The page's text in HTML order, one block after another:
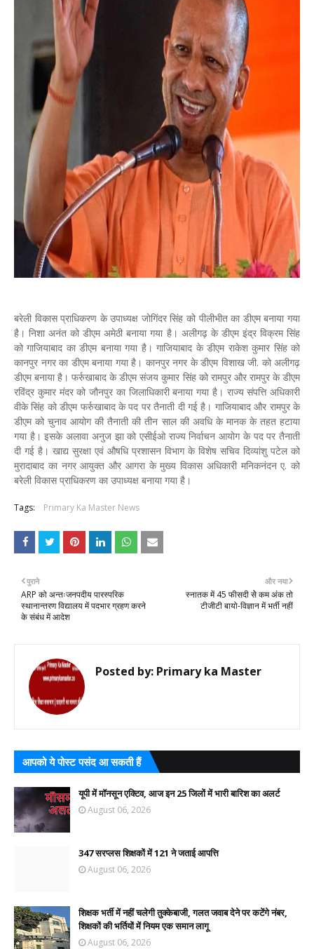
बरेली विकास प्राधिकरण के उपाध्यक्ष जोगिंदर सिंह को पीलीभीत का डीएम बनाया गया
है। निशा अनंत को डीएम अमेठी बनाया गया है। अलीगढ़ के डीएम इंद्र विक्रम सिंह
को गाजियाबाद का डीएम बनाया गया है। गाजियाबाद के डीएम राकेश कुमार सिंह को
कानपुर नगर का डीएम बनाया गया है। कानपुर नगर के डीएम विशाख जी. को अलीगढ़
डीएम बनाया है। फर्रुखाबाद के डीएम संजय कुमार सिंह को रामपुर और रामपुर के डीएम
रविंद्र कुमार मंदर को जौनपुर का जिलाधिकारी बनाया गया है। राज्य संपत्ति अधिकारी
वीके सिंह को डीएम फर्रुखाबाद के पद पर तैनाती दी गई है। गाजियाबाद और रामपुर के
डीएम को चुनाव आयोग की तैनाती की तीन साल की अवधि के मानक के तहत हटाया
गया है। इसके अलावा अनुज झा को एसीईओ राज्य निर्वाचन आयोग के पद पर तैनाती
दी गई है। खाद्य सुरक्षा एवं औषधि प्रशासन विभाग के विशेष सचिव दिव्यांशु पटेल को
मुरादाबाद का नगर आयुक्त और आगरा के मुख्य विकास अधिकारी मनिकनंदन ए. को
बरेली विकास प्राधिकरण का उपाध्यक्ष बनाया गया है।
Tags: Primary Ka Master News
और नया
स्नातक में 45 फीसदी सेे कम अंक तो
टीजीटी बायो-विज्ञान में भर्ती नहीं
पुराने
ARP को अन्तःजनपदीय पारस्परिक
स्थानान्तरण विद्यालय में पदभार ग्रहण करने
के संबंध में आदेश
Posted by: Primary ka Master
आपको ये पोस्ट पसंद आ सकती हैं
यूपी में मॉनसून एक्टिव, आज इन 25 जिलों में भारी बारिश का अलर्ट
August 06, 2026
347 सरप्लस शिक्षकों में 121 ने जताई आपत्ति
August 06, 2026
शिक्षक भर्ती में नहीं चलेगी तुक्केबाजी, गलत जवाब देने पर कटेंगे नंबर,
शिक्षकों की भर्तियों में नियम एक समान लागू
August 06, 2026